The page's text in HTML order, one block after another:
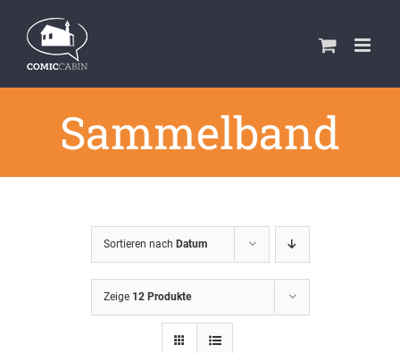
Inhalt
springen
Sammelband
Sortieren nach Datum
Zeige 12 Produkte